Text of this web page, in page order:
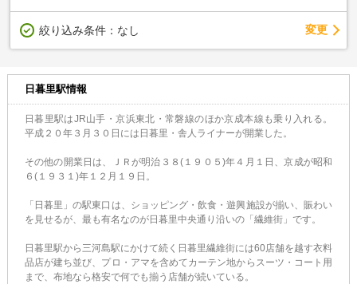
絞り込み条件： なし 変更
日暮里駅情報
日暮里駅はJR山手・京浜東北・常磐線のほか京成本線も乗り入れる。
平成２０年３月３０日には日暮里・舎人ライナーが開業した。
その他の開業日は、ＪＲが明治３８(１９０５)年４月１日、京成が昭和
６(１９３１)年１２月１９日。
「日暮里」の駅東口は、ショッピング・飲食・遊興施設が揃い、賑わい
を見せるが、最も有名なのが日暮里中央通り沿いの「繊維街」です。
日暮里駅から三河島駅にかけて続く日暮里繊維街には60店舗を越す衣料
品店が建ち並び、プロ・アマを含めてカーテン地からスーツ・コート用
まで、布地なら格安で何でも揃う店舗が続いている。